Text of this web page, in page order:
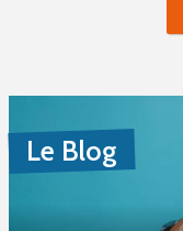
Le Blog